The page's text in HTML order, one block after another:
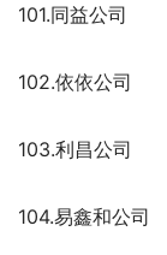
101.同益公司
102.依依公司
103.利昌公司
104.易鑫和公司